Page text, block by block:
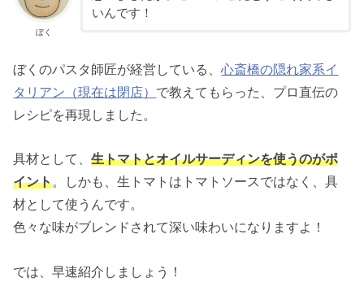
ぼく
いんです！
ぼくのパスタ師匠が経営している、心斎橋の隠れ家系イ
タリアン（現在は閉店） で教えてもらった、プロ直伝の
レシピを再現しました。
具材として、生トマトとオイルサーディンを使うのがポ
イント。しかも、生トマトはトマトソースではなく、具
材として使うんです。
色々な味がブレンドされて深い味わいになりますよ！
では、早速紹介しましょう！